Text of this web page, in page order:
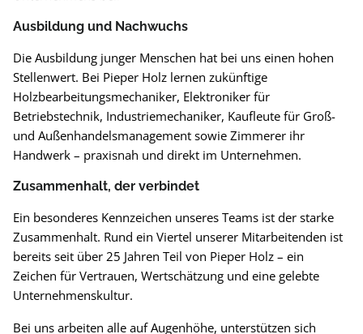
Ausbildung und Nachwuchs
Die Ausbildung junger Menschen hat bei uns einen hohen
Stellenwert. Bei Pieper Holz lernen zukünftige
Holzbearbeitungsmechaniker, Elektroniker für
Betriebstechnik, Industriemechaniker, Kaufleute für Groß-
und Außenhandelsmanagement sowie Zimmerer ihr
Handwerk – praxisnah und direkt im Unternehmen.
Zusammenhalt, der verbindet
Ein besonderes Kennzeichen unseres Teams ist der starke
Zusammenhalt. Rund ein Viertel unserer Mitarbeitenden ist
bereits seit über 25 Jahren Teil von Pieper Holz – ein
Zeichen für Vertrauen, Wertschätzung und eine gelebte
Unternehmenskultur.
Bei uns arbeiten alle auf Augenhöhe, unterstützen sich